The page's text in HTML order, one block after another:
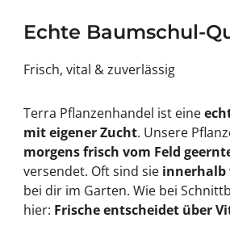
Echte Baumschul-
Frisch, vital & zuverlässig
Terra Pflanzenhandel ist eine
mit eigener Zucht. Unsere
morgens frisch vom Feld
versendet. Oft sind sie innerhalb
bei dir im Garten. Wie bei
hier: Frische entscheidet über